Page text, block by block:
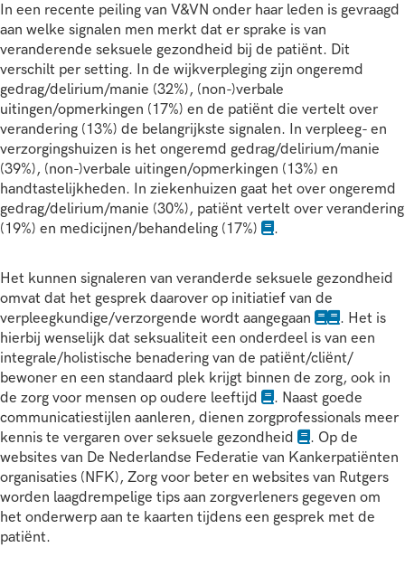
In een recente peiling van V&VN onder haar leden is gevraagd
aan welke signalen men merkt dat er sprake is van
veranderende seksuele gezondheid bij de patiënt. Dit
verschilt per setting. In de wijkverpleging zijn ongeremd
gedrag/delirium/manie (32%), (non-)verbale
uitingen/opmerkingen (17%) en de patiënt die vertelt over
verandering (13%) de belangrijkste signalen. In verpleeg- en
verzorgingshuizen is het ongeremd gedrag/delirium/manie
(39%), (non-)verbale uitingen/opmerkingen (13%) en
handtastelijkheden. In ziekenhuizen gaat het over ongeremd
gedrag/delirium/manie (30%), patiënt vertelt over verandering
(19%) en medicijnen/behandeling (17%)
.
Het kunnen signaleren van veranderde seksuele gezondheid
omvat dat het gesprek daarover op initiatief van de
verpleegkundige/verzorgende wordt aangegaan
. Het is
hierbij wenselijk dat seksualiteit een onderdeel is van een
integrale/holistische benadering van de patiënt/cliënt/
bewoner en een standaard plek krijgt binnen de zorg, ook in
de zorg voor mensen op oudere leeftijd
. Naast goede
communicatiestijlen aanleren, dienen zorgprofessionals meer
kennis te vergaren over seksuele gezondheid
. Op de
websites van De Nederlandse Federatie van Kankerpatiënten
organisaties (NFK), Zorg voor beter en websites van Rutgers
worden laagdrempelige tips aan zorgverleners gegeven om
het onderwerp aan te kaarten tijdens een gesprek met de
patiënt.